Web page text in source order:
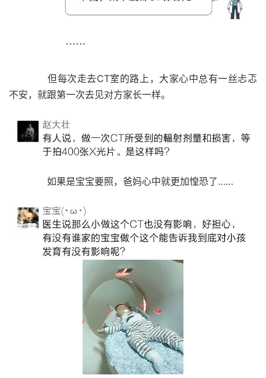
但每次走去CT室的路上，大家心中总有一丝忐忑
不安，就跟第一次去见对方家长一样。
如果是宝宝要照， 爸妈心中就更加惶恐了……